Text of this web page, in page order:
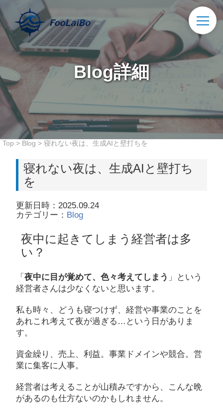
Top > Blog > 寝れない夜は、生成AIと壁打ちを
Blog詳細
寝れない夜は、生成AIと壁打ち
を
更新日時：2025.09.24
カテゴリー： Blog
夜中に起きてしまう経営者は多
い？
「夜中に目が覚めて、色々考えてしまう 」という
経営者さんは少なくないと思います。
私も時々、どうも寝つけず、経営や事業のことを
あれこれ考えて夜が過ぎる…という日がありま
す。
資金繰り、売上、利益。事業ドメインや競合。営
業に集客に人事。
経営者は考えることが山積みですから、こんな晩
があるのも仕方ないのかもしれません。